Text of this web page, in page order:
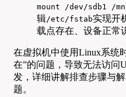
mount /dev/sdb1 /
辑/etc/fstab实现开
载点存在、设备正常
在虚拟机中使用Linux系统
在”的问题，导致无法访问
发，详细讲解排查步骤与
题。